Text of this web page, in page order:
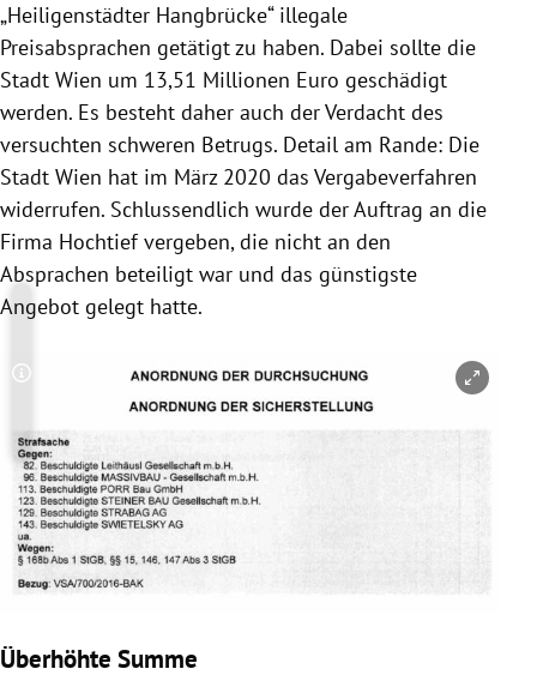
„Heiligenstädter Hangbrücke“ illegale
Preisabsprachen getätigt zu haben. Dabei sollte die
Stadt Wien um 13,51 Millionen Euro geschädigt
werden. Es besteht daher auch der Verdacht des
versuchten schweren Betrugs. Detail am Rande: Die
Stadt Wien hat im März 2020 das Vergabeverfahren
widerrufen. Schlussendlich wurde der Auftrag an die
Firma Hochtief vergeben, die nicht an den
Absprachen beteiligt war und das günstigste
Angebot gelegt hatte.
Copyright-Hinweis öffnen/schließen
Überhöhte Summe